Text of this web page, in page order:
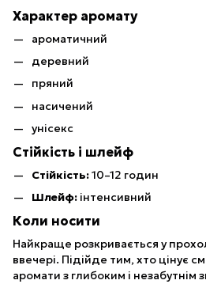
Характер аромату
ароматичний
деревний
пряний
насичений
унісекс
Стійкість і шлейф
Стійкість:10–12 годин
Шлейф: інтенсивний
Коли носити
Найкраще розкривається у
ввечері. Підійде тим, хто цінує
аромати з глибоким і незабутнім